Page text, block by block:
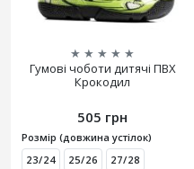
★ ★ ★ ★ ★
Гумові чоботи дитячі ПВХ
Крокодил
505 грн
Розмір (довжина устілок)
23/24
25/26
27/28